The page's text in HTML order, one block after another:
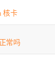
核卡
常吗